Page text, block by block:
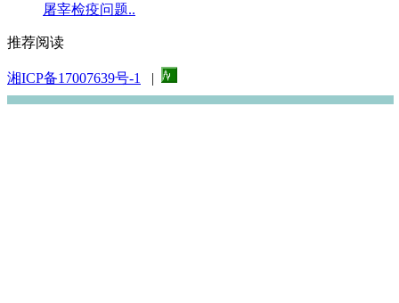
屠宰检疫问题..
推荐阅读
湘ICP备17007639号-1 |